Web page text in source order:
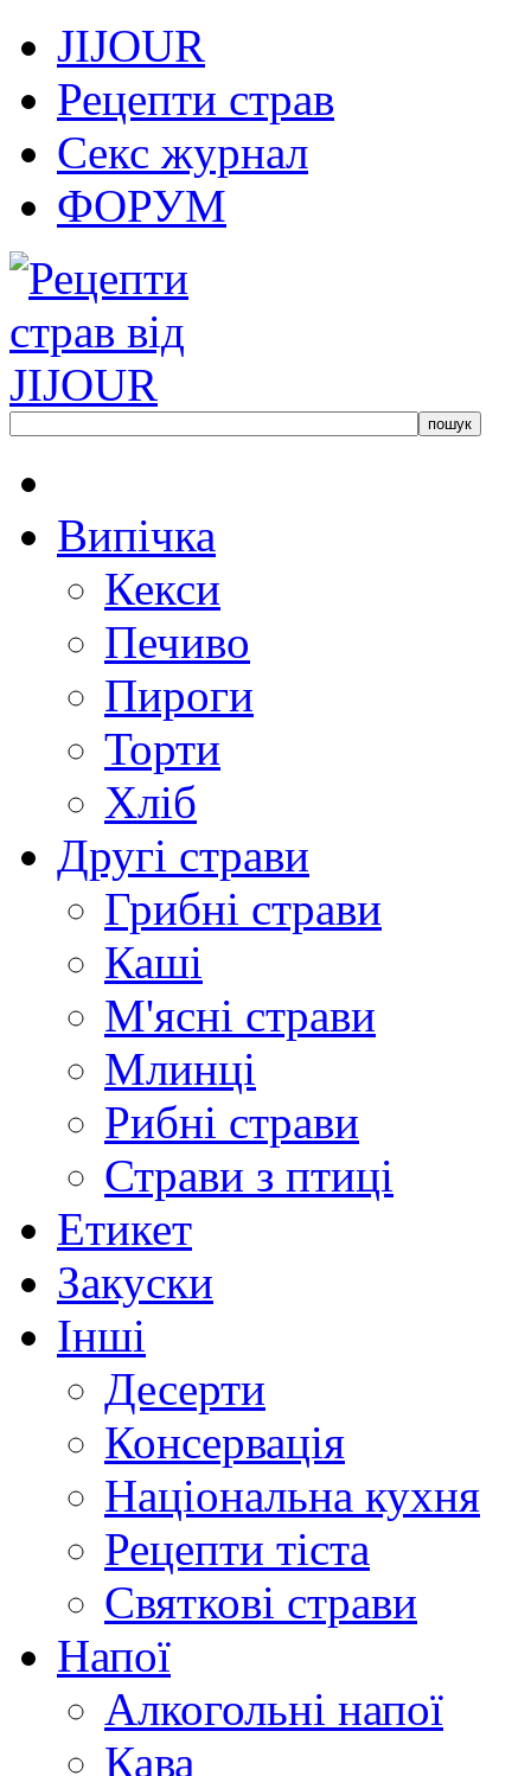
JIJOUR
Рецепти страв
Секс журнал
ФОРУМ
Випічка
Кекси
Печиво
Пироги
Торти
Хліб
Другі страви
Грибні страви
Каші
М'ясні страви
Млинці
Рибні страви
Страви з птиці
Етикет
Закуски
Інші
Десерти
Консервація
Національна кухня
Рецепти тіста
Святкові страви
Напої
Алкогольні напої
Кава